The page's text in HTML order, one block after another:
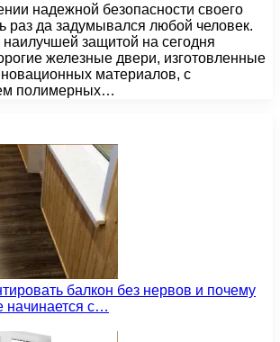
надежной безопасности своего
раз да задумывался любой человек.
наилучшей защитой на сегодня
железные двери, изготовленные
материалов, с
полимерных…
балкон без нервов и почему
начинается с…